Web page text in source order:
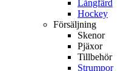
Långfärd
Hockey
Försäljning
Skenor
Pjäxor
Tillbehör
Strumpor